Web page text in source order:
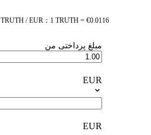
TRUTH / EUR：1 TRUTH = €0.0116
مبلغ پرداختی من
EUR
EUR